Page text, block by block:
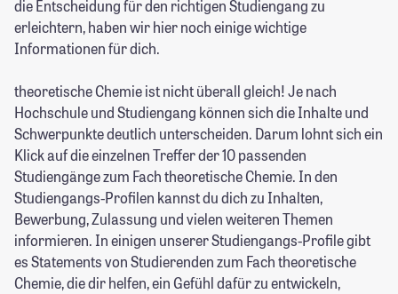
die Entscheidung für den richtigen Studiengang zu
erleichtern, haben wir hier noch einige wichtige
Informationen für dich.
theoretische Chemie ist nicht überall gleich! Je nach
Hochschule und Studiengang können sich die Inhalte und
Schwerpunkte deutlich unterscheiden. Darum lohnt sich ein
Klick auf die einzelnen Treffer der 10 passenden
Studiengänge zum Fach theoretische Chemie. In den
Studiengangs-Profilen kannst du dich zu Inhalten,
Bewerbung, Zulassung und vielen weiteren Themen
informieren. In einigen unserer Studiengangs-Profile gibt
es Statements von Studierenden zum Fach theoretische
Chemie, die dir helfen, ein Gefühl dafür zu entwickeln,